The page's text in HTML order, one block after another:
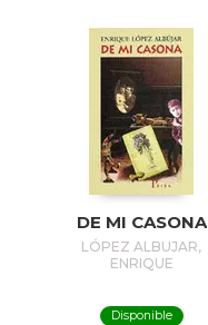
DE MI CASONA
LÓPEZ ALBUJAR,
ENRIQUE
Disponible